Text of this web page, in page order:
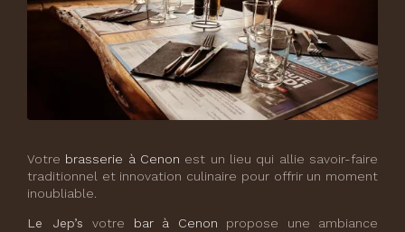
Votre brasserie à Cenon est un lieu qui allie savoir-faire
traditionnel et innovation culinaire pour offrir un moment
inoubliable.
Le Jep’s votre bar à Cenon propose une ambiance